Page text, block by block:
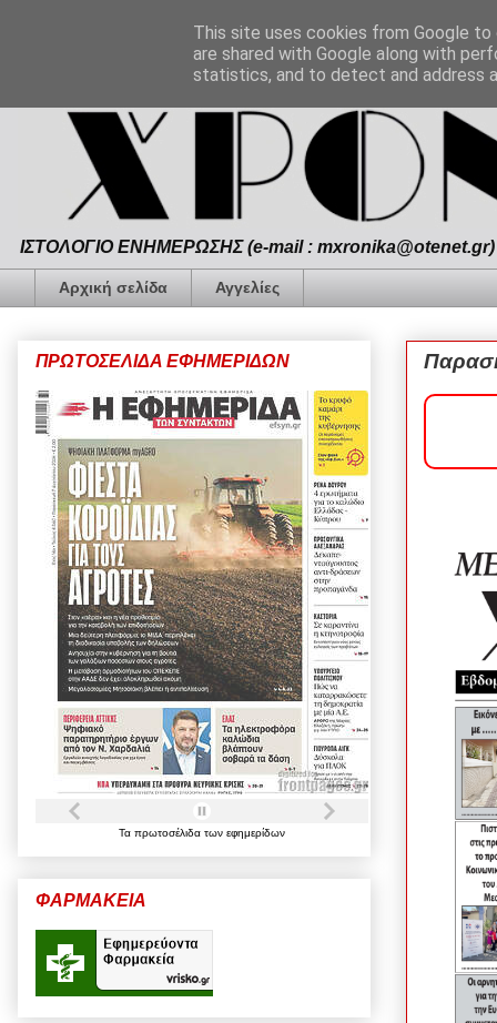
ΙΣΤΟΛΟΓΙΟ ΕΝΗΜΕΡΩΣΗΣ (e-mail :
Αρχική σελίδα Αγγελίες
ΠΡΩΤΟΣΕΛΙΔΑ ΕΦΗΜΕΡΙΔΩΝ
Τα πρωτοσέλιδα των εφημερίδων
ΦΑΡΜΑΚΕΙΑ
This site uses cookies from Google
are shared with Google along with
statistics, and to detect and address